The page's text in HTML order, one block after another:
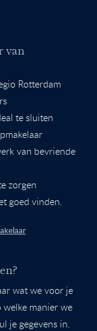
van
Rotterdam
te sluiten
van bevriende
zorgen
goed vinden.
wat we voor je
manier we
je gegevens in.